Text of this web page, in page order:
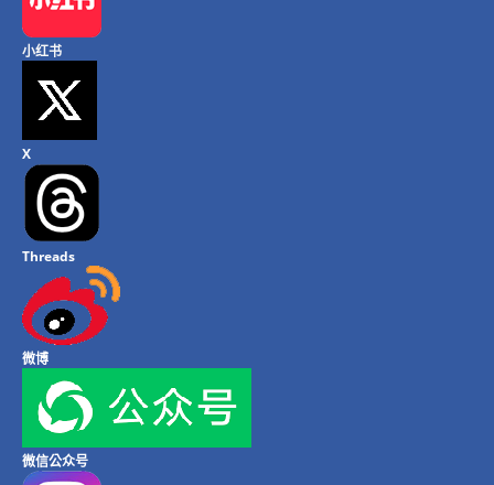
小红书
X
Threads
微博
微信公众号